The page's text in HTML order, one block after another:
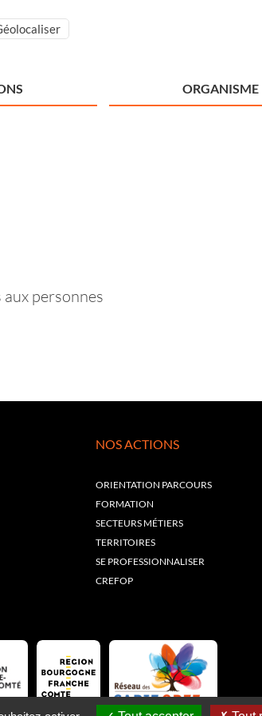
ORGANISME
personnes
NOS ACTIONS
ORIENTATION PARCOURS
FORMATION
SECTEURS MÉTIERS
TERRITOIRES
SE PROFESSIONNALISER
CREFOP